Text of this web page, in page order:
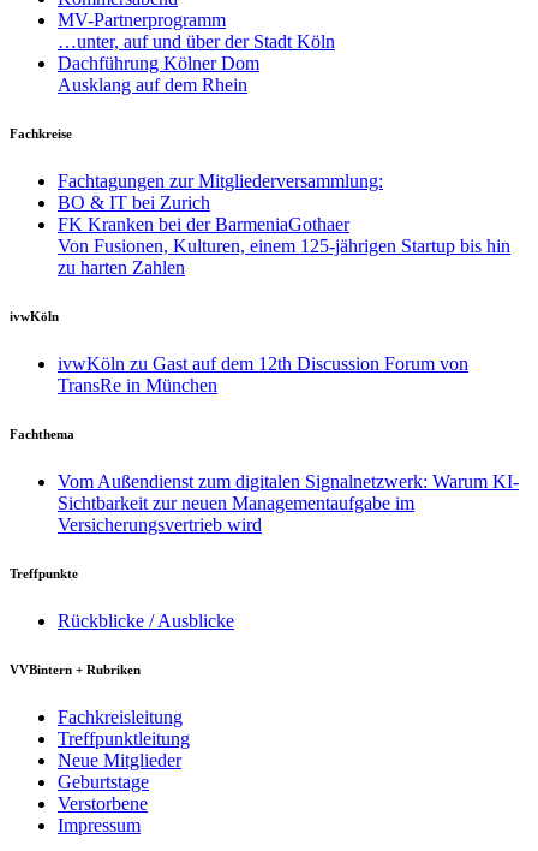
MV-Partnerprogramm
…unter, auf und über der Stadt Köln
Dachführung Kölner Dom
Ausklang auf dem Rhein
Fachkreise
Fachtagungen zur Mitgliederversammlung:
BO & IT bei Zurich
FK Kranken bei der BarmeniaGothaer
Von Fusionen, Kulturen, einem 125-jährigen Startup bis hin
zu harten Zahlen
ivwKöln
ivwKöln zu Gast auf dem 12th Discussion Forum von
TransRe in München
Fachthema
Vom Außendienst zum digitalen Signalnetzwerk: Warum KI-
Sichtbarkeit zur neuen Managementaufgabe im
Versicherungsvertrieb wird
Treffpunkte
Rückblicke / Ausblicke
VVBintern + Rubriken
Fachkreisleitung
Treffpunktleitung
Neue Mitglieder
Geburtstage
Verstorbene
Impressum